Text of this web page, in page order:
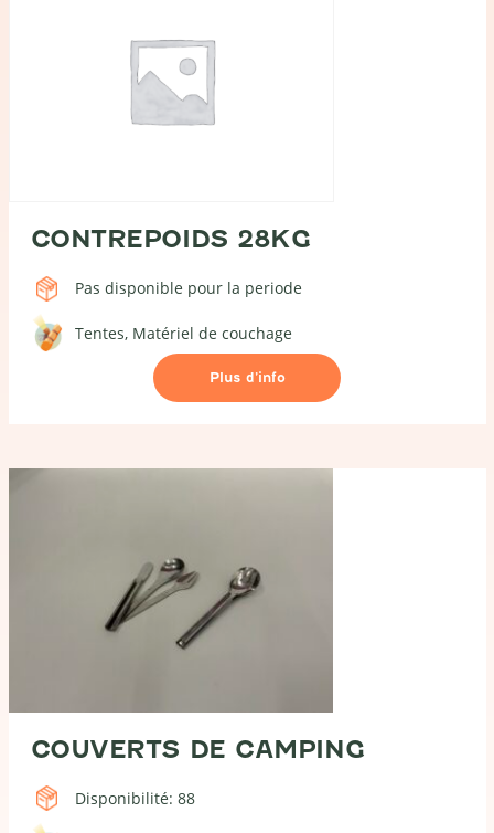
CONTREPOIDS 28KG
Pas disponible pour la periode
Tentes Matériel de couchage
Plus d’info
COUVERTS DE CAMPING
Disponibilité: 88